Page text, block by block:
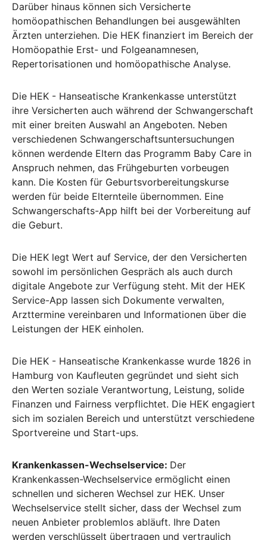
Darüber hinaus können sich Versicherte
homöopathischen Behandlungen bei ausgewählten
Ärzten unterziehen. Die HEK finanziert im Bereich der
Homöopathie Erst- und Folgeanamnesen,
Repertorisationen und homöopathische Analyse.
Die HEK - Hanseatische Krankenkasse unterstützt
ihre Versicherten auch während der Schwangerschaft
mit einer breiten Auswahl an Angeboten. Neben
verschiedenen Schwangerschaftsuntersuchungen
können werdende Eltern das Programm Baby Care in
Anspruch nehmen, das Frühgeburten vorbeugen
kann. Die Kosten für Geburtsvorbereitungskurse
werden für beide Elternteile übernommen. Eine
Schwangerschafts-App hilft bei der Vorbereitung auf
die Geburt.
Die HEK legt Wert auf Service, der den Versicherten
sowohl im persönlichen Gespräch als auch durch
digitale Angebote zur Verfügung steht. Mit der HEK
Service-App lassen sich Dokumente verwalten,
Arzttermine vereinbaren und Informationen über die
Leistungen der HEK einholen.
Die HEK - Hanseatische Krankenkasse wurde 1826 in
Hamburg von Kaufleuten gegründet und sieht sich
den Werten soziale Verantwortung, Leistung, solide
Finanzen und Fairness verpflichtet. Die HEK engagiert
sich im sozialen Bereich und unterstützt verschiedene
Sportvereine und Start-ups.
Krankenkassen-Wechselservice: Der
Krankenkassen-Wechselservice ermöglicht einen
schnellen und sicheren Wechsel zur HEK. Unser
Wechselservice stellt sicher, dass der Wechsel zum
neuen Anbieter problemlos abläuft. Ihre Daten
werden verschlüsselt übertragen und vertraulich